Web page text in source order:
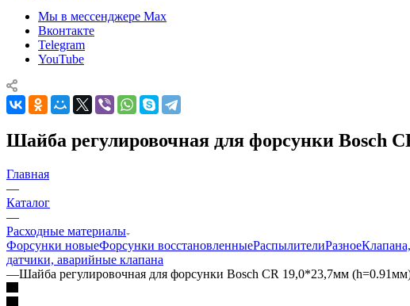
Мы в мессенджере Max
Вконтакте
Telegram
YouTube
Шайба регулировочная для форсунки Bosch
Главная
—
Каталог
—
Расходные материалы
Форсунки новыеФорсунки восстановленныеРаспылителиРазное
датчики, аварийные клапана
—Шайба регулировочная для форсунки Bosch CR 19,0*23,7мм